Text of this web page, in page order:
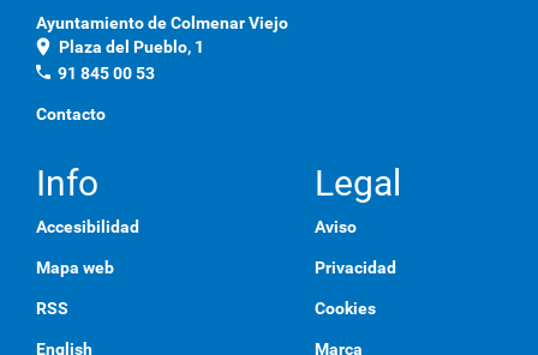
Ayuntamiento de Colmenar Viejo
location_on Plaza del Pueblo, 1
phone 91 845 00 53
Contacto
Info
Accesibilidad
Mapa web
RSS
English
Legal
Aviso
Privacidad
Cookies
Marca